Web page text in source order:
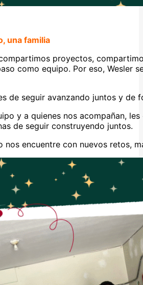
una familia
proyectos,
como equipo. Por eso, Wesler
de seguir avanzando juntos y de
y a quienes nos acompañan,
de seguir construyendo juntos.
nos encuentre con nuevos retos,